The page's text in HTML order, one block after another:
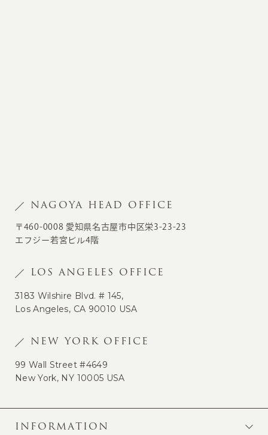
NAGOYA HEAD OFFICE
〒460-0008 愛知県名古屋市中区栄3-23-23
エフジー若宮ビル4階
LOS ANGELES OFFICE
3183 Wilshire Blvd. # 145,
Los Angeles, CA 90010 USA
NEW YORK OFFICE
99 Wall Street #4649
New York, NY 10005 USA
INFORMATION